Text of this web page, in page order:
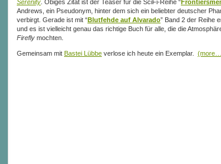
Serenity . Obiges Zitat ist der Teaser für die SciFi-Reihe “
Andrews, ein Pseudonym, hinter dem sich ein beliebter deutscher
verbirgt. Gerade ist mit “Blutfehde auf Alvarado” Band 2 der Reihe
und es ist vielleicht genau das richtige Buch für alle, die die
Firefly mochten.
Gemeinsam mit Bastei Lübbe verlose ich heute ein Exemplar.